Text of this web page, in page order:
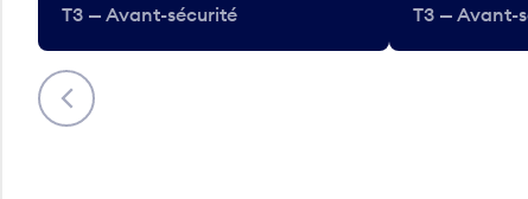
Précédent
T3 — Avant-sécurité T3 — Avant-